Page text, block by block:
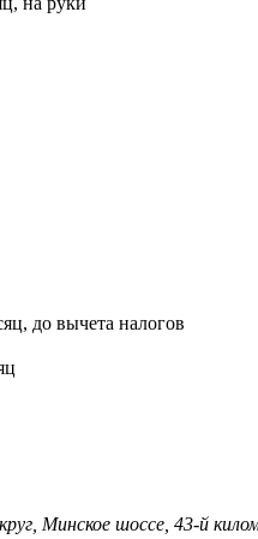
до вычета налогов
Минское шоссе, 43-й